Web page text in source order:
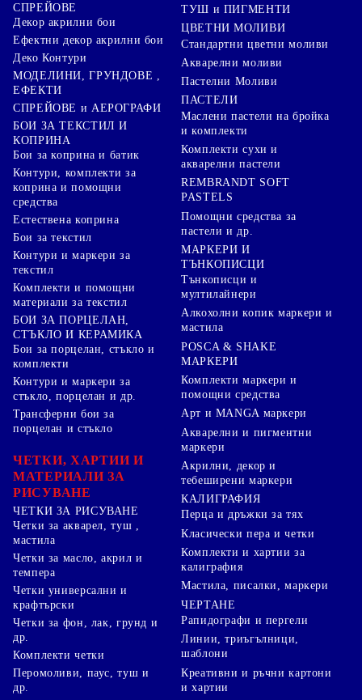
СПРЕЙОВЕ
Декор акрилни бои
Ефектни декор акрилни бои
Деко Контури
МОДЕЛИНИ, ГРУНДОВЕ ,
ЕФЕКТИ
СПРЕЙОВЕ и АЕРОГРАФИ
БОИ ЗА ТЕКСТИЛ И
КОПРИНА
Бои за коприна и батик
Контури, комплекти за
коприна и помощни
средства
Естествена коприна
Бои за текстил
Контури и маркери за
текстил
Комплекти и помощни
материали за текстил
БОИ ЗА ПОРЦЕЛАН,
СТЪКЛО И КЕРАМИКА
Бои за порцелан, стъкло и
комплекти
Контури и маркери за
стъкло, порцелан и др.
Трансферни бои за
порцелан и стъкло
ЧЕТКИ, ХАРТИИ И
МАТЕРИАЛИ ЗА
РИСУВАНЕ
ЧЕТКИ ЗА РИСУВАНЕ
Четки за акварел, туш ,
мастила
Четки за масло, акрил и
темпера
Четки универсални и
крафтърски
Четки за фон, лак, грунд и
др.
Комплекти четки
ТУШ и ПИГМЕНТИ
ЦВЕТНИ МОЛИВИ
Стандартни цветни моливи
Акварелни моливи
Пастелни Моливи
ПАСТЕЛИ
Маслени пастели на бройка
и комплекти
Комплекти сухи и
акварелни пастели
REMBRANDT SOFT
PASTELS
Помощни средства за
пастели и др.
МАРКЕРИ И
ТЪНКОПИСЦИ
Тънкописци и
мултилайнери
Алкохолни копик маркери и
мастила
POSCA & SHAKE
МАРКЕРИ
Комплекти маркери и
помощни средства
Арт и MANGA маркери
Акварелни и пигментни
маркери
Акрилни, декор и
тебеширени маркери
КАЛИГРАФИЯ
Перца и дръжки за тях
Класически пера и четки
Комплекти и хартии за
калиграфия
Мастила, писалки, маркери
ЧЕРТАНЕ
Рапидографи и пергели
Линии, триъгълници,
шаблони
Перомоливи, паус, туш и
др.
Креативни и ръчни картони
и хартии